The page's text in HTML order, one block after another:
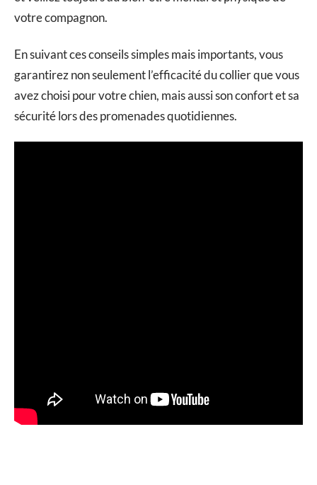
votre compagnon.
En suivant ces conseils simples mais importants, vous
garantirez non seulement l’efficacité du collier que vous
avez choisi pour votre chien, mais aussi son confort et sa
sécurité lors des promenades quotidiennes.